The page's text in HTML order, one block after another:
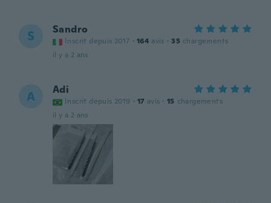
S Sandro
Inscrit depuis 2017 · 164 avis · 35 chargements
il y a 2 ans
A Adi
Inscrit depuis 2019 · 17 avis · 15 chargements
il y a 2 ans